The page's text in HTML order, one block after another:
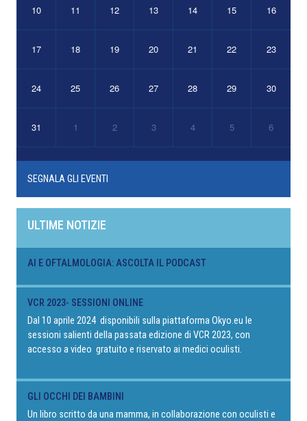
10 11 12 13 14 15 16
17 18 19 20 21 22 23
24 25 26 27 28 29 30
31 1 2 3 4 5 6
SEGNALA GLI EVENTI
ULTIME NOTIZIE
AI E OFTALMOLOGIA: ASCOLTA IL PODCAST
VCR 2023- SESSIONI ONLINE
Dal 10 aprile 2024 disponibili sulla piattaforma Okyo.eu le
sessioni salienti della passata edizione di VCR 2023, con
accesso a video gratuito e riservato ai medici oculisti.
GLI OCCHI DEI BAMBINI
Un libro scritto da una mamma, in collaborazione con oculisti e